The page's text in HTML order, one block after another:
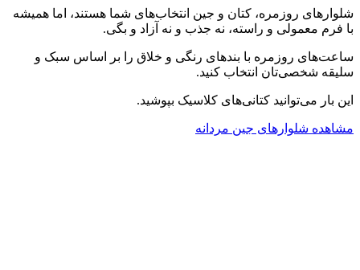
شلوارهای روزمره، کتان و جین انتخاب‌های شما هستند، اما همیشه
با فرم معمولی و راسته، نه جذب و نه آزاد و بگی.
ساعت‌های روزمره با بندهای رنگی و خلاق را بر اساس سبک و
سلیقه شخصی‌تان انتخاب کنید.
این بار می‌توانید کتانی‌های کلاسیک بپوشید.
مشاهده شلوارهای جین مردانه